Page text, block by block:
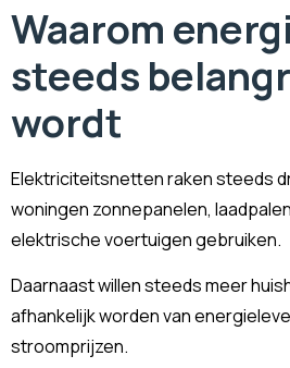
Waarom
steeds
wordt
Elektriciteitsnetten raken steeds
woningen zonnepanelen,
elektrische voertuigen gebruiken.
Daarnaast willen steeds meer
afhankelijk worden van
stroomprijzen.